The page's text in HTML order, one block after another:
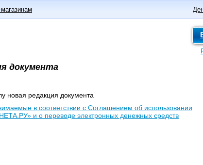
документа
новая редакция документа
в соответствии с Соглашением об использовании
и о переводе электронных денежных средств